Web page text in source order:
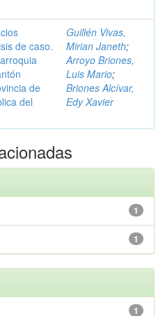
de caso.
de
del
Guillén Vivas,
Mirian Janeth;
Arroyo Briones,
Luis Mario;
Briones Alcívar,
Edy Xavier
1
1
1